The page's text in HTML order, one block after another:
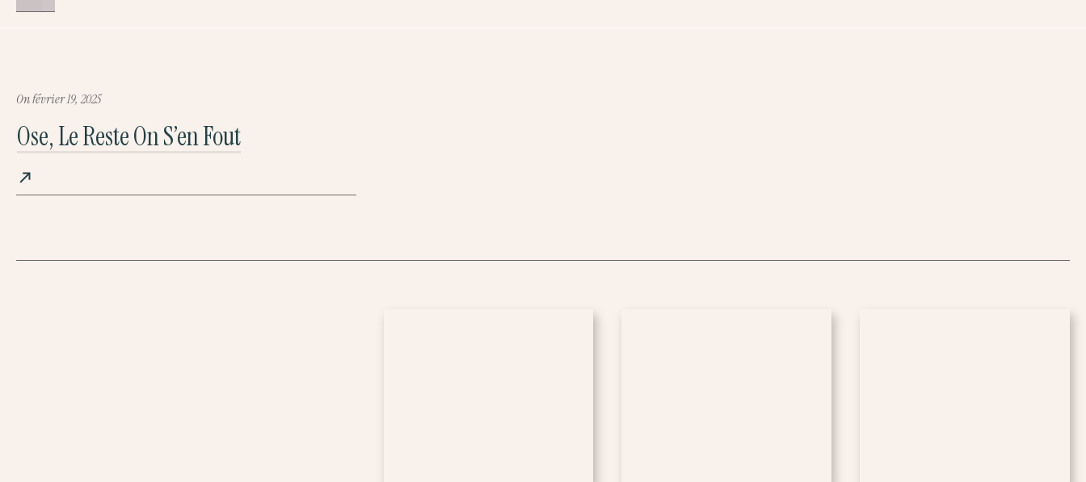
Onfévrier 19, 2025
Ose, Le Reste On S’en Fout